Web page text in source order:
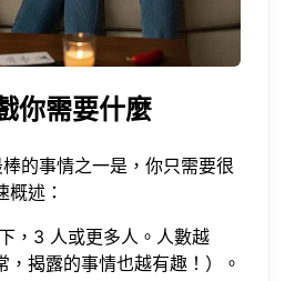
你需要什麼
棒的事情之一是，你只需要很
概述：
，3 人或更多人。人數越
，揭露的事情也越有趣！）。